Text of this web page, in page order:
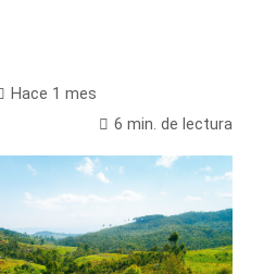
Hace 1 mes
6 min. de lectura